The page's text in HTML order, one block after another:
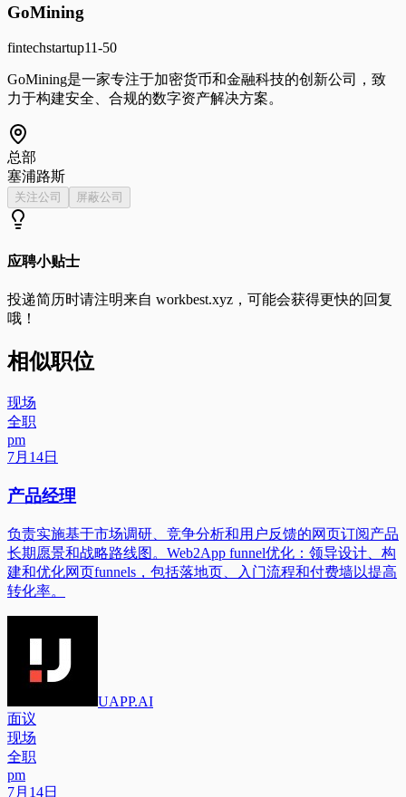
GoMining
fintechstartup11-50
GoMining是一家专注于加密货币和金融科技的创新公司，致
力于构建安全、合规的数字资产解决方案。
总部
塞浦路斯
关注公司 屏蔽公司
应聘小贴士
投递简历时请注明来自 workbest.xyz ，可能会获得更快的回复
哦！
相似职位
现场
全职
pm
7月14日
产品经理
负责实施基于市场调研、竞争分析和用户反馈的网页订阅产品
长期愿景和战略路线图。Web2App funnel优化：领导设计、构
建和优化网页funnels，包括落地页、入门流程和付费墙以提高
转化率。
UAPP.AI
面议
现场
全职
pm
7月14日